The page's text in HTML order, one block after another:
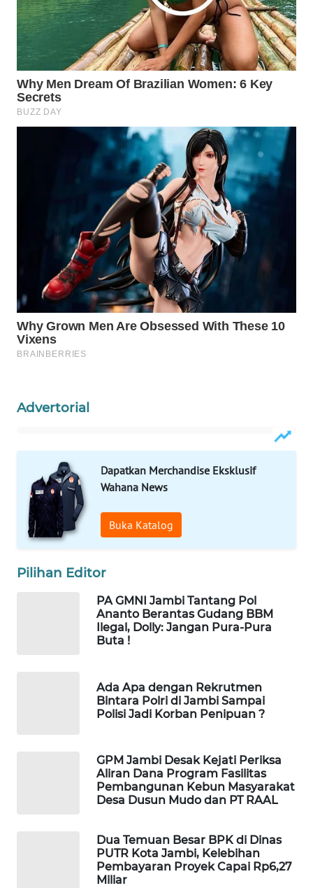
Advertorial
Dapatkan Merchandise Eksklusif
Wahana News
Buka Katalog
Pilihan Editor
PA GMNI Jambi Tantang Pol
Ananto Berantas Gudang BBM
Ilegal, Dolly: Jangan Pura-Pura
Buta !
Ada Apa dengan Rekrutmen
Bintara Polri di Jambi Sampai
Polisi Jadi Korban Penipuan ?
GPM Jambi Desak Kejati Periksa
Aliran Dana Program Fasilitas
Pembangunan Kebun Masyarakat
Desa Dusun Mudo dan PT RAAL
Dua Temuan Besar BPK di Dinas
PUTR Kota Jambi, Kelebihan
Pembayaran Proyek Capai Rp6,27
Miliar
WAHANA
LISTRIK
WAHANA
TRAVEL
WAHANA
TV
WAHANANEWS
CO ID
WAHANANEWS
NET
SPORT
WAHANA
PERSONA
WAHANA
OTOMOTIF
WAHANA